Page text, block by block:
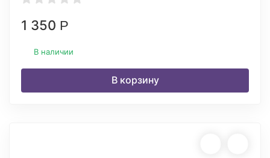
1 350 Р
В наличии
В корзину